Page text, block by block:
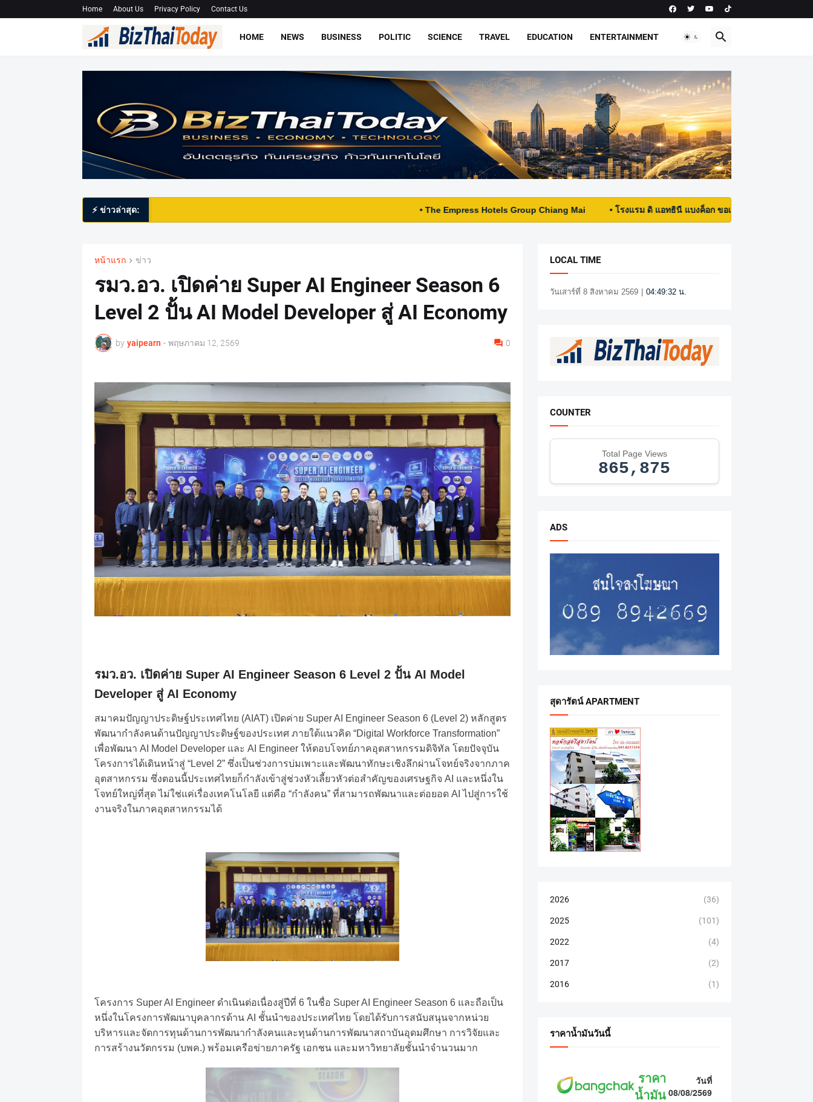
Home About Us Privacy Policy Contact Us
HOME NEWS BUSINESS POLITIC SCIENCE TRAVEL EDUCATION ENTERTAINMENT OTHER
⚡ ข่าวล่าสุด: • The Empress Hotels Group Chiang Mai • โรงแรม ดิ แอทธินี แบงค็อก ขอเชิญคู่รักมาเนรมิตงานแต่งในฝันที่ง
หน้าแรก ข่าว
รมว.อว. เปิดค่าย Super AI Engineer Season 6
Level 2 ปั้น AI Model Developer สู่ AI Economy
by yaipearn - พฤษภาคม 12, 2569 0
รมว.อว. เปิดค่าย Super AI Engineer Season 6 Level 2 ปั้นAI Model
Developer สู่AI Economy
สมาคมปัญญาประดิษฐ์ประเทศไทย (AIAT) เปิดค่าย Super AI Engineer Season 6 (Level 2) หลักสูตร
พัฒนากำลังคนด้านปัญญาประดิษฐ์ของประเทศ ภายใต้แนวคิด“Digital Workforce Transformation”
เพื่อพัฒนา AI Model Developer และ AI Engineer ให้ตอบโจทย์ภาคอุตสาหกรรมดิจิทัล โดยปัจจุบัน
โครงการได้เดินหน้าสู่“Level 2” ซึ่งเป็นช่วงการบ่มเพาะและพัฒนาทักษะเชิงลึกผ่านโจทย์จริงจากภาค
อุตสาหกรรม ซึ่งตอนนี้ประเทศไทยก็กำลังเข้าสู่ช่วงหัวเลี้ยวหัวต่อสำคัญของเศรษฐกิจ AI และหนึ่งใน
โจทย์ใหญ่ที่สุด ไม่ใช่แค่เรื่องเทคโนโลยี แต่คือ “กำลังคน” ที่สามารถพัฒนาและต่อยอดAIไปสู่การใช้
งานจริงในภาคอุตสาหกรรมได้
โครงการ Super AI Engineer ดำเนินต่อเนื่องสู่ปีที่ 6 ในชื่อ Super AI Engineer Season 6 และถือเป็น
หนึ่งในโครงการพัฒนาบุคลากรด้านAI ชั้นนำของประเทศไทย โดยได้รับการสนับสนุนจากหน่วย
บริหารและจัดการทุนด้านการพัฒนากำลังคนและทุนด้านการพัฒนาสถาบันอุดมศึกษา การวิจัยและ
การสร้างนวัตกรรม (บพค.) พร้อมเครือข่ายภาครัฐ เอกชน และมหาวิทยาลัยชั้นนำจำนวนมาก
LOCAL TIME
วันเสาร์ที่ 8 สิงหาคม 2569 04:49:33 น.
COUNTER
Total Page Views
865,875
ADS
สุดารัตน์ APARTMENT
2026 (36)
2025 (101)
2022 (4)
2017 (2)
2016 (1)
ราคาน้ำมันวันนี้